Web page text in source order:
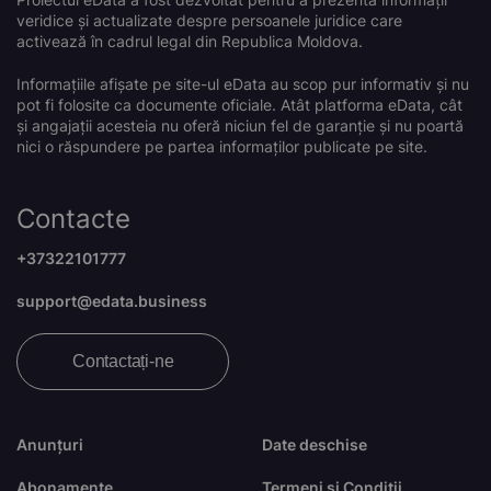
veridice și actualizate despre persoanele juridice care
activează în cadrul legal din Republica Moldova.
Informațiile afișate pe site-ul eData au scop pur informativ și nu
pot fi folosite ca documente oficiale. Atât platforma eData, cât
și angajații acesteia nu oferă niciun fel de garanție și nu poartă
nici o răspundere pe partea informaților publicate pe site.
Anunțuri
Abonamente
Date deschise
Termeni și Condiții
Contacte
+37322101777
support@edata.business
Contactați-ne